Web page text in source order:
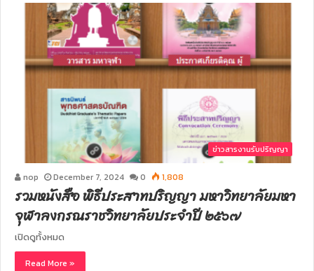
ข่าวสารงานรับปริญญา
nop December 7, 2024 0 1,808
รวมหนังสือ พิธีประสาทปริญญา มหาวิทยาลัยมหา
จุฬาลงกรณราชวิทยาลัยประจำปี ๒๕๖๗
เปิดดูทั้งหมด
Read More »